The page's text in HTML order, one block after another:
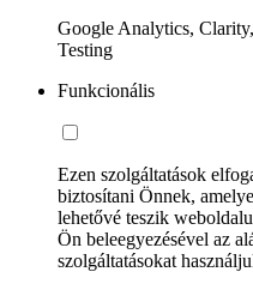
Google Analytics,
Testing
Funkcionális
Ezen szolgáltatások
biztosítani Önnek,
lehetővé teszik
Ön beleegyezésével az
szolgáltatásokat